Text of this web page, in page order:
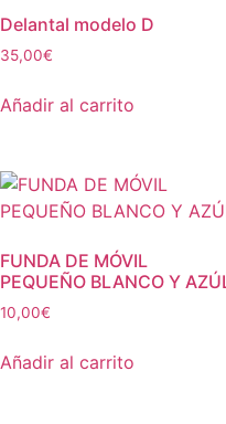
Delantal modelo D
35,00€
Añadir al carrito
FUNDA DE MÓVIL
PEQUEÑO BLANCO Y
10,00€
Añadir al carrito